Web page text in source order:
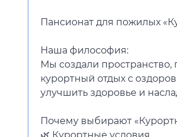
Пансионат для пожилых
Наша философия:
Мы создали
курортный отдых с
улучшить здоровье и
Почему выбирают